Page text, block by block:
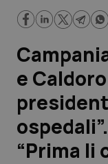
Lavoro e
Scienza e
Studi e Analisi
Lettere al
e
“Prima li